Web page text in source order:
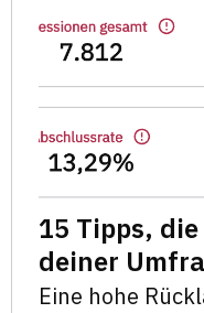
15 Tipps,
deiner
Eine hohe